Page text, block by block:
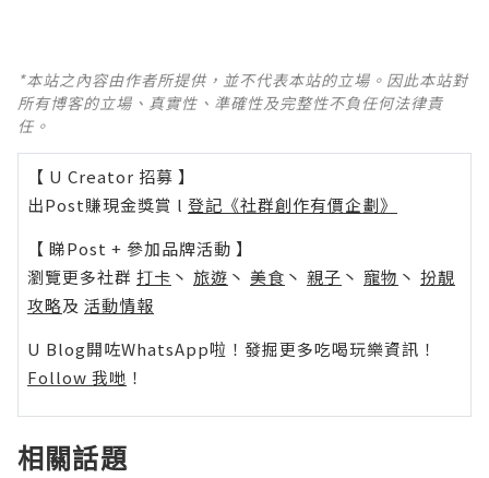
*本站之內容由作者所提供，並不代表本站的立場。因此本站對
所有博客的立場、真實性、準確性及完整性不負任何法律責
任。
【 U Creator 招募 】
出Post賺現金獎賞 l 登記《社群創作有價企劃》
【 睇Post + 參加品牌活動 】
瀏覽更多社群 打卡 丶 旅遊 丶 美食 丶 親子 丶 寵物 丶 扮靚
攻略及 活動情報
U Blog開咗WhatsApp啦！發掘更多吃喝玩樂資訊！
Follow 我哋 ！
相關話題